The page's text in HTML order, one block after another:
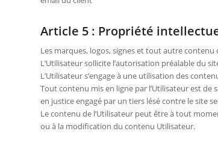
Article 5 : Propriété
Les marques, logos, signes et tout autre
L’Utilisateur sollicite l’autorisation préalable du
L’Utilisateur s’engage à une utilisation des
Tout contenu mis en ligne par l’Utilisateur est
en justice engagé par un tiers lésé contre le site
Le contenu de l’Utilisateur peut être à tout
ou à la modification du contenu Utilisateur.